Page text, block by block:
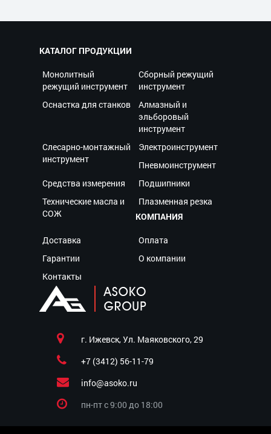
КАТАЛОГ ПРОДУКЦИИ
Монолитный
режущий инструмент
Сборный режущий
инструмент
Оснастка для станков
Алмазный и
эльборовый
инструмент
Слесарно-монтажный
инструмент
Электроинструмент
Пневмоинструмент
Средства измерения
Подшипники
Технические масла и
СОЖ
Плазменная резка
КОМПАНИЯ
Доставка
Оплата
Гарантии
О компании
Контакты
г. Ижевск, Ул. Маяковского, 29
+7 (3412) 56-11-79
info@asoko.ru
пн-пт c 9:00 до 18:00